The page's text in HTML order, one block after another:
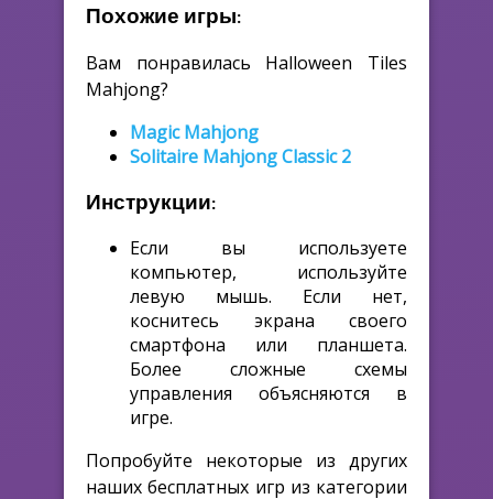
Похожие игры:
Вам понравилась Halloween Tiles
Mahjong?
Magic Mahjong
Solitaire Mahjong Classic 2
Инструкции:
Если вы используете
компьютер, используйте
левую мышь. Если нет,
коснитесь экрана своего
смартфона или планшета.
Более сложные схемы
управления объясняются в
игре.
Попробуйте некоторые из других
наших бесплатных игр из категории